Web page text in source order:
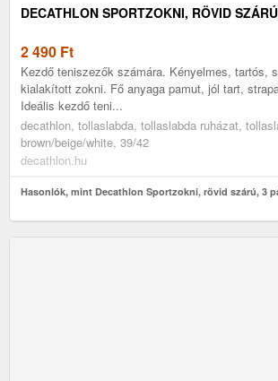
DECATHLON SPORTZOKNI, RÖVID
2 490 Ft
Kezdő teniszezők számára. Kényelmes, tartós,
kialakított zokni. Fő anyaga pamut, jól tart,
Ideális kezdő teni...
decathlon, tollaslabda, tollaslabda ruházat,
brown/beige/white, 39/42
decathlon.hu
Hasonlók, mint Decathlon Sportzokni, rövid szárú, 3